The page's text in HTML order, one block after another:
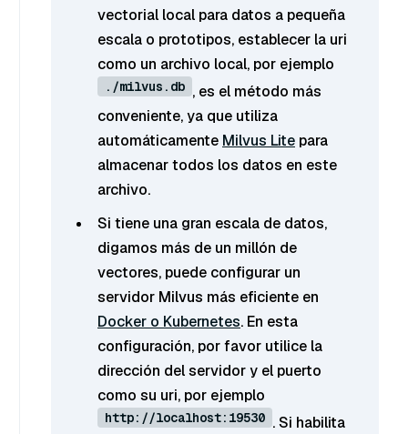
vectorial local para datos a pequeña
escala o prototipos, establecer la uri
como un archivo local, por ejemplo
./milvus.db , es el método más
conveniente, ya que utiliza
automáticamente Milvus Lite para
almacenar todos los datos en este
archivo.
Si tiene una gran escala de datos,
digamos más de un millón de
vectores, puede configurar un
servidor Milvus más eficiente en
Docker o Kubernetes. En esta
configuración, por favor utilice la
dirección del servidor y el puerto
como su uri, por ejemplo
http://localhost:19530 . Si habilita